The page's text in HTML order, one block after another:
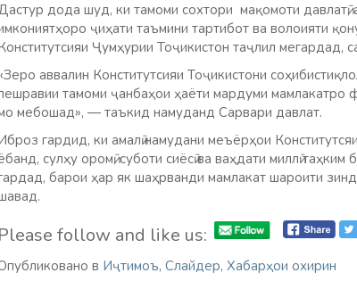
дода шуд, ки тамоми сохтори мақомоти
ҷиҳати таъмини тартибот ва волоияти
Ҷумҳурии Тоҷикистон таҷлил мегардад,
аввалин Конститутсияи Тоҷикистони
тамоми ҷанбаҳои ҳаёти мардуми мамлакатро
мебошад», — таъкид намуданд Сарвари давлат.
гардид, ки амалӣ намудани меъёрҳои
сулҳу оромӣ, суботи сиёсӣ ва ваҳдати миллӣ
барои ҳар як шаҳрванди мамлакат шароити
Please follow and like us:
в Иҷтимоъ, Слайдер, Хабарҳои охирин